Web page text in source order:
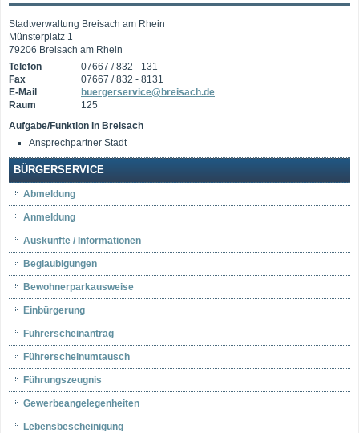
Stadtverwaltung Breisach am Rhein
Münsterplatz 1
79206 Breisach am Rhein
Telefon
07667 / 832 - 131
Fax
07667 / 832 - 8131
E-Mail
buergerservice@breisach.de
Raum
125
Aufgabe/Funktion in Breisach
Ansprechpartner Stadt
BÜRGERSERVICE
Abmeldung
Anmeldung
Auskünfte / Informationen
Beglaubigungen
Bewohnerparkausweise
Einbürgerung
Führerscheinantrag
Führerscheinumtausch
Führungszeugnis
Gewerbeangelegenheiten
Lebensbescheinigung